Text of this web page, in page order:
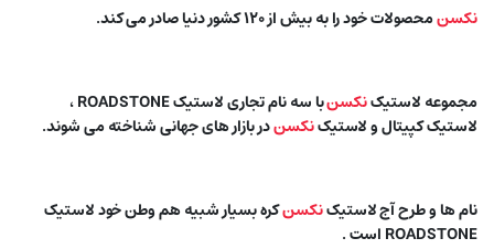
نکسنمحصولات خود را به بیش از ۱۲۰ کشور دنیا صادر می کند.
مجموعه لاستیکنکسن
با سه نام تجاری لاستیک ROADSTONE ،
لاستیک کپیتال و لاستیکنکسندر بازار های جهانی شناخته می شوند.
نام ها و طرح آج لاستیکنکسنکره بسیار شبیه هم وطن خود لاستیک
ROADSTONE است .